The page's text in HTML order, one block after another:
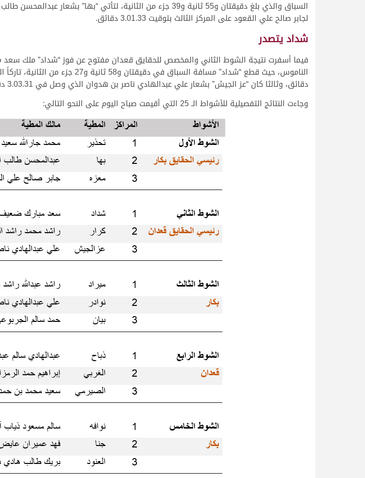
لجابر صالح علي القعود على المركز الثالث بتوقيت 3.01.33 دقائق.
شداد يتصدر
فيما أسفرت نتيجة الشوط الثاني والمخصص للحقايق قعدان مفتوح عن فوز “شداد” ملك سعد
دقائق، وثالثا كان “عز الجيش” بشعار علي عبدالهادي ناصر بن هدوان الذي وصل في 3.03.31 دقائق.
وجاءت النتائج التفصيلية للأشواط الـ 25 التي أقيمت صباح اليوم على النحو التالي: